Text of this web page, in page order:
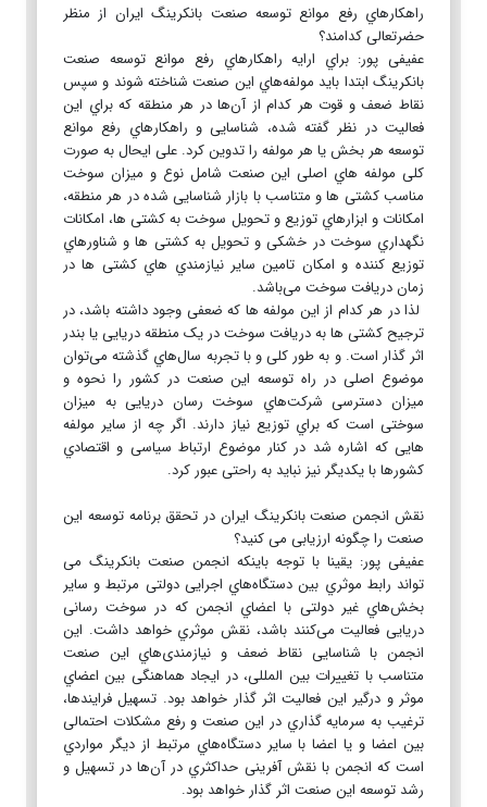
راهکارهاي رفع‌ موانع‌ توسعه‌ صنعت‌ بانکرینگ‌ ایران از منظر
حضرتعالی‌ کدامند؟
عفیفی پور: براي ارایه‌ راهکارهاي‌ رفع‌ موانع‌ توسعه‌ صنعت‌
بانکرینگ‌ ابتدا باید مولفه‌هاي این‌ صنعت‌ شناخته‌ شوند و سپس‌
نقاط ضعف‌ و قوت هر کدام از آن‌ها در هر منطقه‌ که‌ براي این‌
فعالیت‌ در نظر گفته‌ شده، شناسایی‌ و راهکارهاي رفع‌ موانع‌
توسعه‌ هر بخش‌ یا هر مولفه‌ را تدوین‌ کرد. علی‌ ایحال به‌ صورت
کلی‌ مولفه‌ هاي اصلی‌ این‌ صنعت‌ شامل‌ نوع و میزان سوخت‌
مناسب‌ کشتی‌ ها و متناسب‌ با بازار شناسایی‌ شده در هر منطقه‌،
امکانات و ابزارهاي توزیع‌ و تحویل‌ سوخت‌ به‌ کشتی‌ ها، امکانات
نگهداري سوخت‌ در خشکی‌ و تحویل‌ به‌ کشتی‌ ها و شناورهاي
توزیع‌ کننده و امکان تامین‌ سایر نیازمندي هاي کشتی‌ ها در
زمان دریافت‌ سوخت‌ می‌باشد.
لذا در هر کدام از این‌ مولفه‌ ها که‌ ضعفی‌ وجود داشته‌ باشد، در
ترجیح‌ کشتی‌ ها به‌ دریافت‌ سوخت‌ در یک‌ منطقه‌ دریایی‌ یا بندر
اثر گذار است‌. و به‌ طور کلی‌ و با تجربه‌ سال‌هاي گذشته‌ می‌توان
موضوع اصلی‌ در راه توسعه‌ این‌ صنعت‌ در کشور را نحوه و
میزان دسترسی‌ شرکت‌هاي سوخت‌ رسان دریایی‌ به‌ میزان
سوختی‌ است‌ که‌ براي توزیع‌ نیاز دارند. اگر چه‌ از سایر مولفه‌
هایی‌ که‌ اشاره شد در کنار موضوع ارتباط سیاسی‌ و اقتصادي
کشورها با یکدیگر نیز نباید به‌ راحتی‌ عبور کرد.
نقش‌ انجمن‌ صنعت‌ بانکرینگ‌ ایران در تحقق‌ برنامه‌ توسعه‌ این‌
صنعت‌ را چگونه‌ ارزیابی‌ می‌ کنید؟
عفیفی پور: یقینا با توجه‌ باینکه‌ انجمن‌ صنعت‌ بانکرینگ‌ می‌
تواند رابط‌ موثري بین‌ دستگاه‌هاي اجرایی‌ دولتی‌ مرتبط‌ و سایر
بخش‌هاي غیر دولتی‌ با اعضاي انجمن‌ که‌ در سوخت‌ رسانی‌
دریایی‌ فعالیت‌ می‌کنند باشد، نقش‌ موثري خواهد داشت‌. این‌
انجمن‌ با شناسایی‌ نقاط ضعف‌ و نیازمندی‌هاي این‌ صنعت‌
متناسب‌ با تغییرات بین‌ المللی‌، در ایجاد هماهنگی‌ بین‌ اعضاي
موثر و درگیر این‌ فعالیت‌ اثر گذار خواهد بود. تسهیل‌ فرایندها،
ترغیب‌ به‌ سرمایه‌ گذاري در این‌ صنعت‌ و رفع‌ مشکلات احتمالی‌
بین‌ اعضا و یا اعضا با سایر دستگاه‌هاي مرتبط‌ از دیگر مواردي
است‌ که‌ انجمن‌ با نقش‌ آفرینی‌ حداکثري در آن‌ها در تسهیل‌ و
رشد توسعه‌ این‌ صنعت‌ اثر گذار خواهد بود.